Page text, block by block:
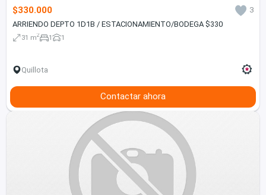
$330.000
3
ARRIENDO DEPTO 1D1B / ESTACIONAMIENTO/BODEGA $330
31 m2 1 1
Quillota
Contactar ahora